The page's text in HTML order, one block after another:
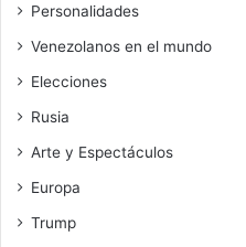
Personalidades
Venezolanos en el mundo
Elecciones
Rusia
Arte y Espectáculos
Europa
Trump